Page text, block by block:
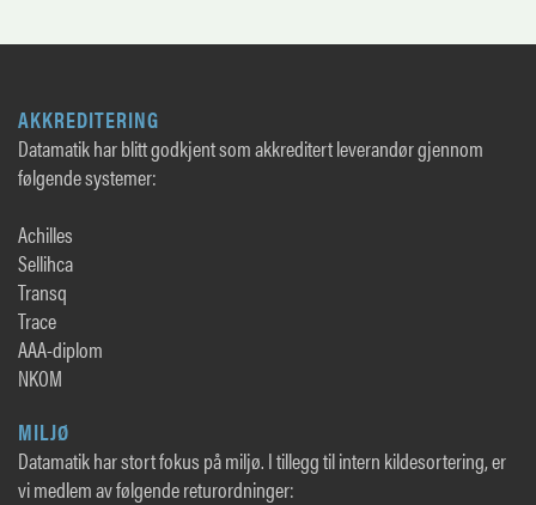
AKKREDITERING
Datamatik har blitt godkjent som akkreditert leverandør gjennom
følgende systemer:
Achilles
Sellihca
Transq
Trace
AAA-diplom
NKOM
MILJØ
Datamatik har stort fokus på miljø. I tillegg til intern kildesortering, er
vi medlem av følgende returordninger: